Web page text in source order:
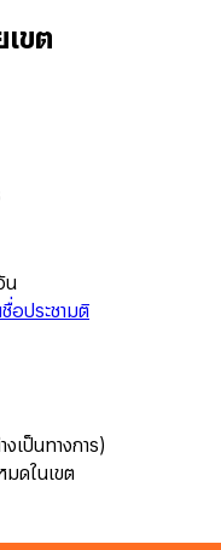
ขต
น
อประชามติ
เป็นทางการ)
ดในเขต